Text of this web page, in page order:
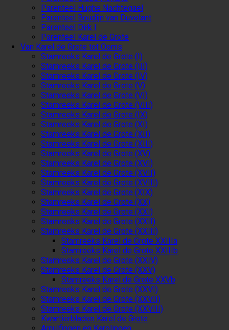
Parenteel Hughe Nachtegael
Parenteel Boudijn van Duvelant
Parenteel Dirk I
Parenteel Karel de Grote
Van Karel de Grote tot Ooms
Stamreeks Karel de Grote (I)
Stamreeks Karel de Grote (III)
Stamreeks Karel de Grote (IV)
Stamreeks Karel de Grote (V)
Stamreeks Karel de Grote (VI)
Stamreeks Karel de Grote (VIII)
Stamreeks Karel de Grote (IX)
Stamreeks Karel de Grote (XI)
Stamreeks Karel de Grote (XII)
Stamreeks Karel de Grote (XIII)
Stamreeks Karel de Grote (XV)
Stamreeks Karel de Grote (XVI)
Stamreeks Karel de Grote (XVII)
Stamreeks Karel de Grote (XVIII)
Stamreeks Karel de Grote (XIX)
Stamreeks Karel de Grote (XX)
Stamreeks Karel de Grote (XXI)
Stamreeks Karel de Grote (XXII)
Stamreeks Karel de Grote (XXIII)
Stamreeks Karel de Grote XXIIIa
Stamreeks Karel de Grote XXIIIb
Stamreeks Karel de Grote (XXIV)
Stamreeks Karel de Grote (XXV)
Stamreeks Karel de Grote XXVb
Stamreeks Karel de Grote (XXVI)
Stamreeks Karel de Grote (XXVII)
Stamreeks Karel de Grote (XXVIII)
Kwartierbladen Karel de Grote